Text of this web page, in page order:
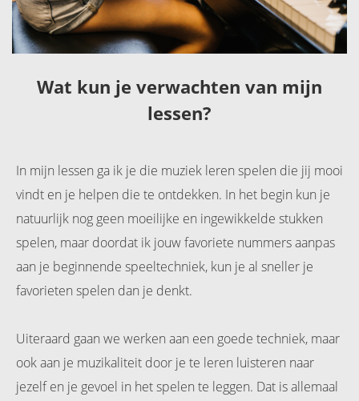
Wat kun je verwachten van mijn
lessen?
In mijn lessen ga ik je die muziek leren spelen die jij mooi
vindt en je helpen die te ontdekken. In het begin kun je
natuurlijk nog geen moeilijke en ingewikkelde stukken
spelen, maar doordat ik jouw favoriete nummers aanpas
aan je beginnende speeltechniek, kun je al sneller je
favorieten spelen dan je denkt.
Uiteraard gaan we werken aan een goede techniek, maar
ook aan je muzikaliteit door je te leren luisteren naar
jezelf en je gevoel in het spelen te leggen. Dat is allemaal